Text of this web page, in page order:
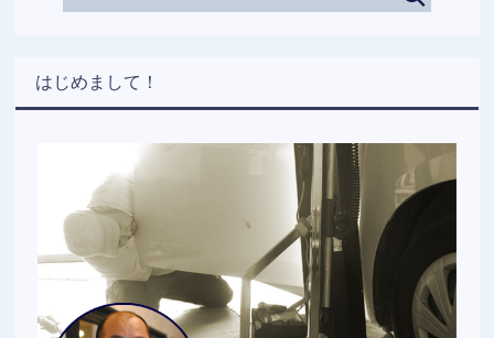
はじめまして！